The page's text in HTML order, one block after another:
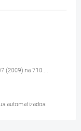
(2009) na 710....
automatizados ...